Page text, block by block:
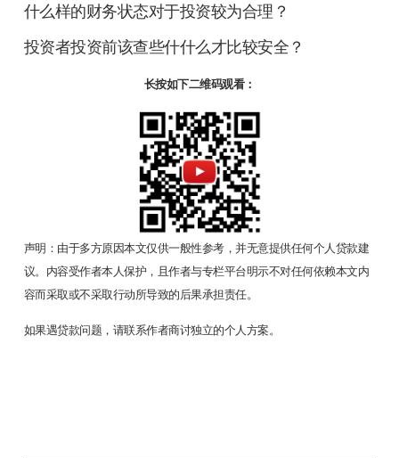
什么样的财务状态对于投资较为合理？
投资者投资前该查些什什么才比较安全？
长按如下二维码观看：
声明：由于多方原因本文仅供一般性参考，并无意提供任何个人贷款建
议。内容受作者本人保护，且作者与专栏平台明示不对任何依赖本文内
容而采取或不采取行动所导致的后果承担责任。
如果遇贷款问题，请联系作者商讨独立的个人方案。